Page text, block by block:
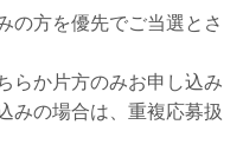
の方を優先でご当選とさ
らか片方のみお申し込み
みの場合は、重複応募扱